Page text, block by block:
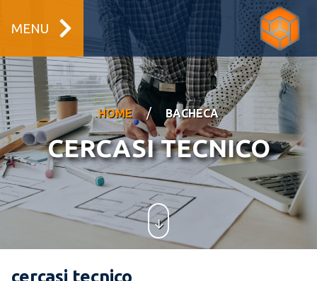
MENU
HOME / BACHECA
CERCASI TECNICO
cercasi tecnico